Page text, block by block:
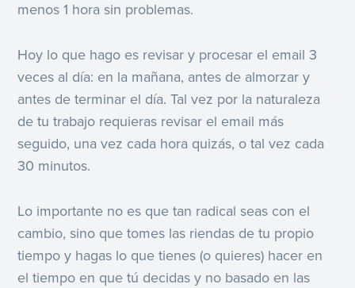
menos 1 hora sin problemas.
Hoy lo que hago es revisar y procesar el email 3
veces al día: en la mañana, antes de almorzar y
antes de terminar el día. Tal vez por la naturaleza
de tu trabajo requieras revisar el email más
seguido, una vez cada hora quizás, o tal vez cada
30 minutos.
Lo importante no es que tan radical seas con el
cambio, sino que tomes las riendas de tu propio
tiempo y hagas lo que tienes (o quieres) hacer en
el tiempo en que tú decidas y no basado en las